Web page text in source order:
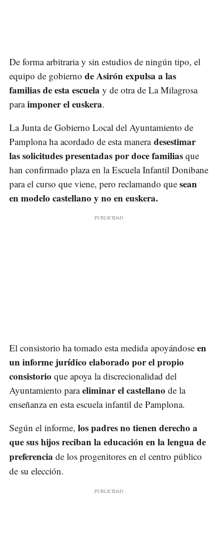
De forma arbitraria y sin estudios de ningún tipo, el
equipo de gobierno de Asirón expulsa a las
familias de esta escuela y de otra de La Milagrosa
paraimponer el euskera.
La Junta de Gobierno Local del Ayuntamiento de
Pamplona ha acordado de esta maneradesestimar
las solicitudes presentadas por doce familias que
han confirmado plaza en la Escuela Infantil Donibane
para el curso que viene, pero reclamando que sean
en modelo castellano y no en euskera.
El consistorio ha tomado esta medida apoyándose en
un informe jurídico elaborado por el propio
consistorio que apoya la discrecionalidad del
Ayuntamiento paraeliminar el castellano de la
enseñanza en esta escuela infantil de Pamplona.
Según el informe, los padres no tienen derecho a
que sus hijos reciban la educación en la lengua de
preferencia de los progenitores en el centro público
de su elección.